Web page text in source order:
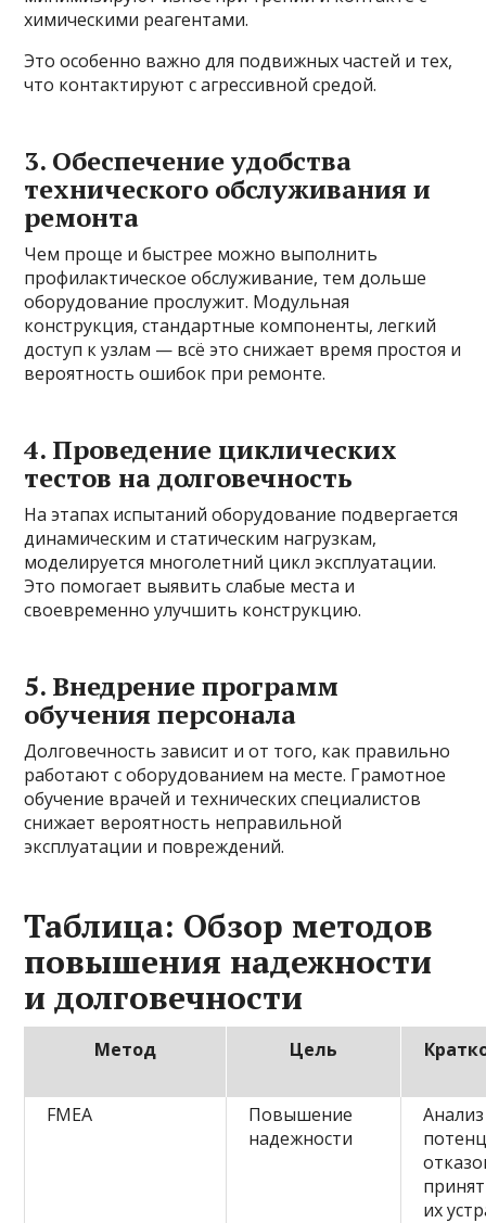
химическими реагентами.
Это особенно важно для подвижных частей и тех,
что контактируют с агрессивной средой.
3. Обеспечение удобства
технического обслуживания и
ремонта
Чем проще и быстрее можно выполнить
профилактическое обслуживание, тем дольше
оборудование прослужит. Модульная
конструкция, стандартные компоненты, легкий
доступ к узлам — всё это снижает время простоя и
вероятность ошибок при ремонте.
4. Проведение циклических
тестов на долговечность
На этапах испытаний оборудование подвергается
динамическим и статическим нагрузкам,
моделируется многолетний цикл эксплуатации.
Это помогает выявить слабые места и
своевременно улучшить конструкцию.
5. Внедрение программ
обучения персонала
Долговечность зависит и от того, как правильно
работают с оборудованием на месте. Грамотное
обучение врачей и технических специалистов
снижает вероятность неправильной
эксплуатации и повреждений.
Таблица: Обзор методов
повышения надежности
и долговечности
Метод Цель
FMEA
Повышение
надежности
Анализ
их